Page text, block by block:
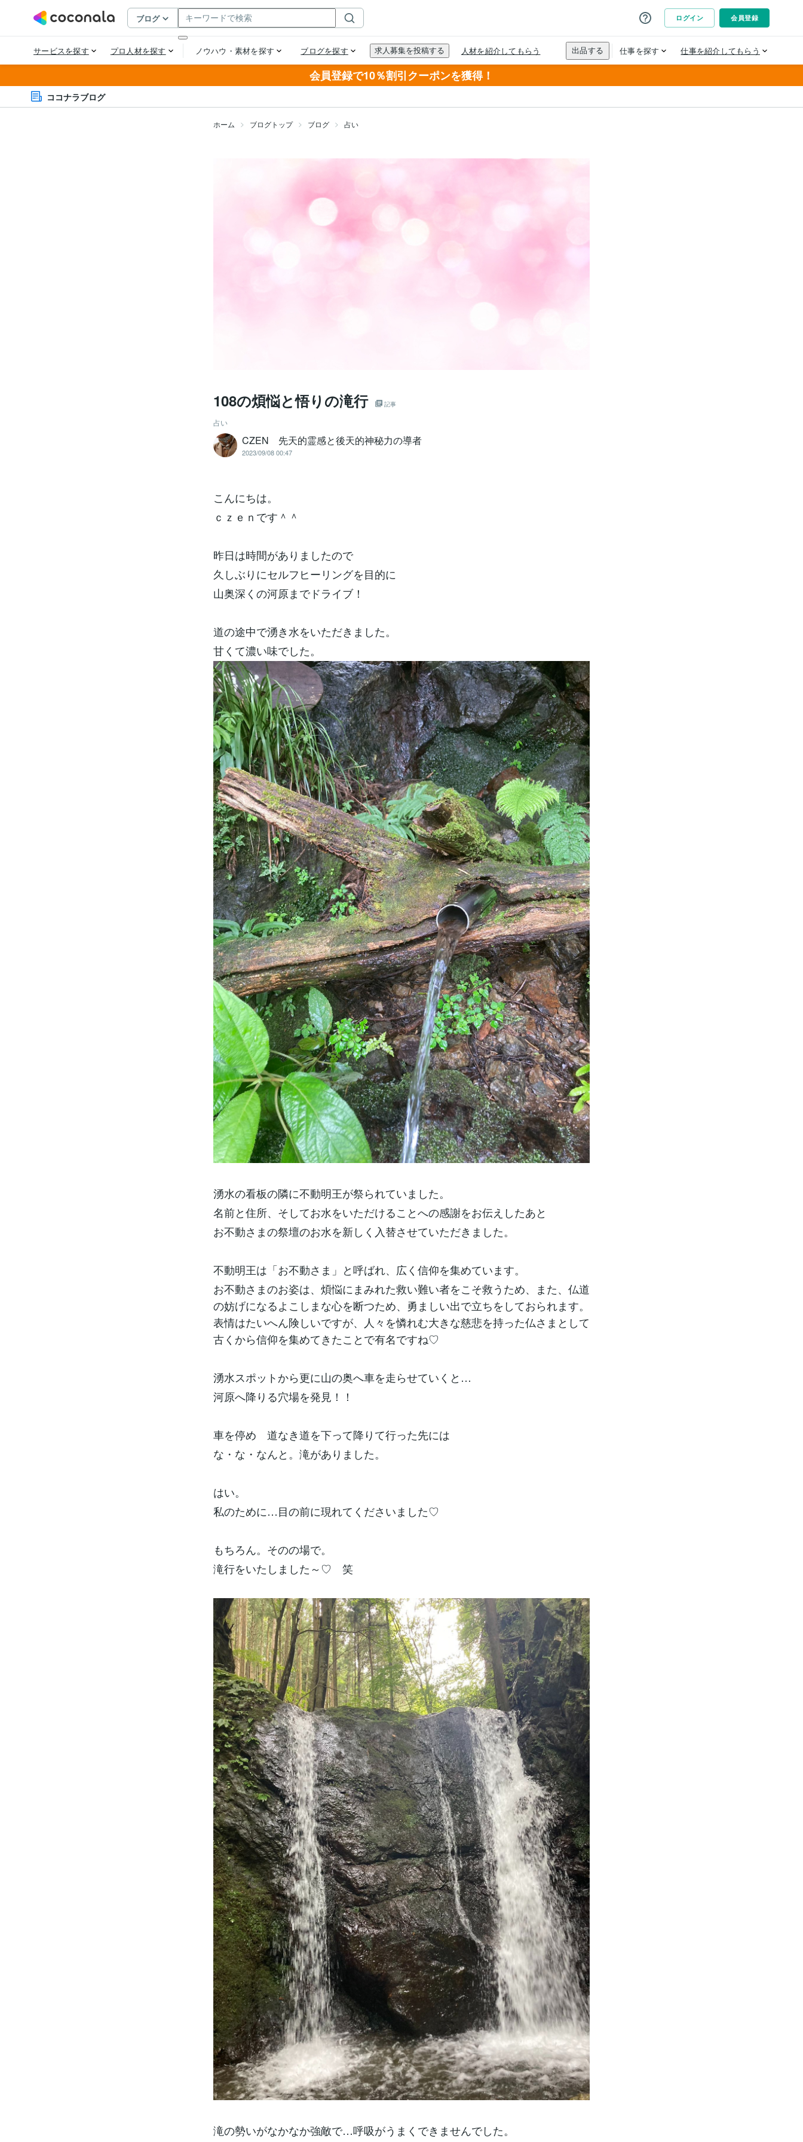
会員登録で10％割引クーポンを獲得！
ココナラブログ
ホーム ブログトップ ブログ 占い
108の煩悩と悟りの滝行 記事
占い
CZEN 先天的霊感と後天的神秘力の導者
2023/09/08 00:47
こんにちは。
ｃｚｅｎです＾＾
昨日は時間がありましたので
久しぶりにセルフヒーリングを目的に
山奥深くの河原までドライブ！
道の途中で湧き水をいただきました。
甘くて濃い味でした。
湧水の看板の隣に不動明王が祭られていました。
名前と住所、そしてお水をいただけることへの感謝をお伝えしたあと
お不動さまの祭壇のお水を新しく入替させていただきました。
不動明王は「お不動さま」と呼ばれ、広く信仰を集めています。
お不動さまのお姿は、煩悩にまみれた救い難い者をこそ救うため、また、仏道
の妨げになるよこしまな心を断つため、勇ましい出で立ちをしておられます。
表情はたいへん険しいですが、人々を憐れむ大きな慈悲を持った仏さまとして
古くから信仰を集めてきたことで有名ですね♡
湧水スポットから更に山の奥へ車を走らせていくと…
河原へ降りる穴場を発見！！
車を停め 道なき道を下って降りて行った先には
な・な・なんと。滝がありました。
はい。
私のために…目の前に現れてくださいました♡
もちろん。そのの場で。
滝行をいたしました～♡ 笑
滝の勢いがなかなか強敵で…呼吸がうまくできませんでした。